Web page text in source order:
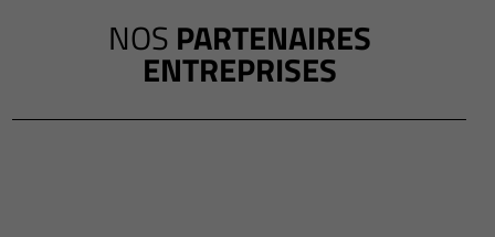
NOS PARTENAIRES
ENTREPRISES